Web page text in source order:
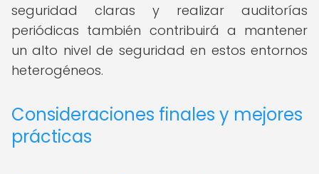
seguridad claras y realizar auditorías
periódicas también contribuirá a mantener
un alto nivel de seguridad en estos entornos
heterogéneos.
Consideraciones finales y mejores
prácticas